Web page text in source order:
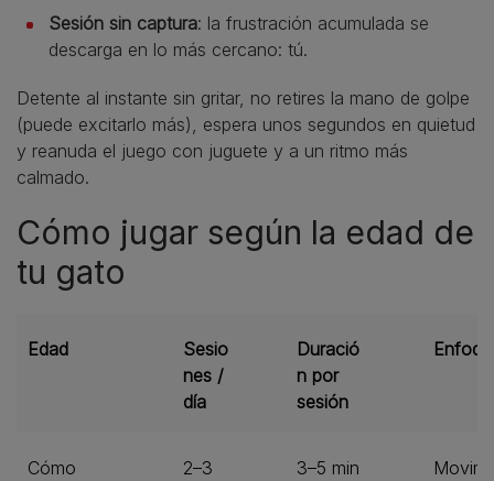
Sesión sin captura: la frustración acumulada se
descarga en lo más cercano: tú.
Detente al instante sin gritar, no retires la mano de golpe
(puede excitarlo más), espera unos segundos en quietud
y reanuda el juego con juguete y a un ritmo más
calmado.
Cómo jugar según la edad de
tu gato
Edad
Sesio
nes /
día
Duració
n por
sesión
Cómo
2–3 3–5 min